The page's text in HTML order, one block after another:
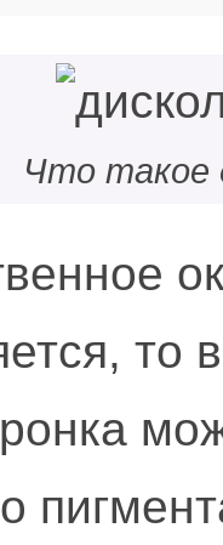
Что такое
то